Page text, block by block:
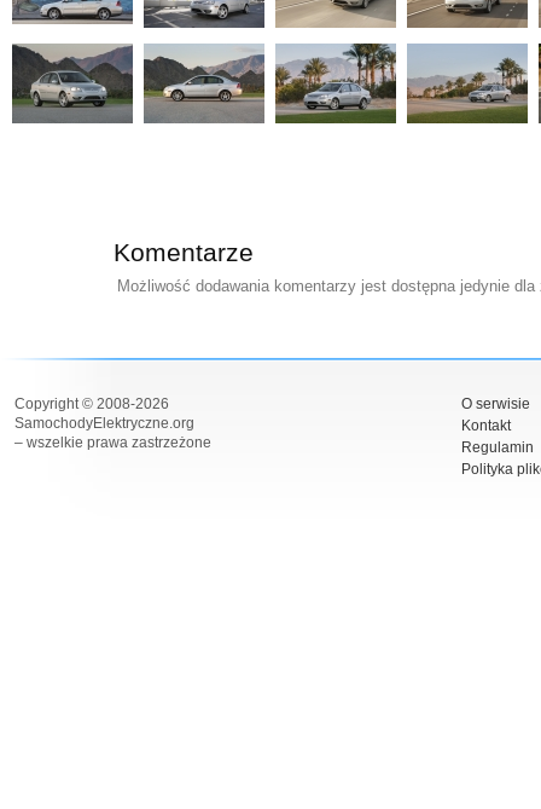
Komentarze
Możliwość dodawania komentarzy jest dostępna jedynie
Copyright © 2008-2026
SamochodyElektryczne.org
– wszelkie prawa zastrzeżone
O serwisie
Kontakt
Regulamin
Polityka